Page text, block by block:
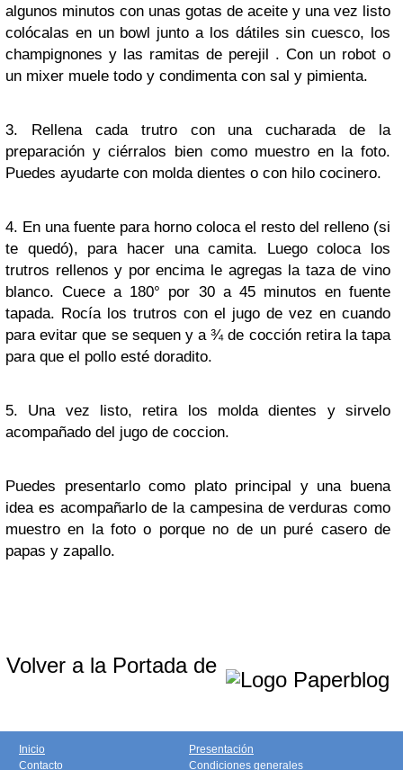
algunos minutos con unas gotas de aceite y una vez listo
colócalas en un bowl junto a los dátiles sin cuesco, los
champignones y las ramitas de perejil . Con un robot o
un mixer muele todo y condimenta con sal y pimienta.
3. Rellena cada trutro con una cucharada de la
preparación y ciérralos bien como muestro en la foto.
Puedes ayudarte con molda dientes o con hilo cocinero.
4. En una fuente para horno coloca el resto del relleno (si
te quedó), para hacer una camita. Luego coloca los
trutros rellenos y por encima le agregas la taza de vino
blanco. Cuece a 180° por 30 a 45 minutos en fuente
tapada. Rocía los trutros con el jugo de vez en cuando
para evitar que se sequen y a ¾ de cocción retira la tapa
para que el pollo esté doradito.
5. Una vez listo, retira los molda dientes y sirvelo
acompañado del jugo de coccion.
Puedes presentarlo como plato principal y una buena
idea es acompañarlo de la campesina de verduras como
muestro en la foto o porque no de un puré casero de
papas y zapallo.
Volver a la Portada de
Inicio
Contacto
Presentación
Condiciones generales